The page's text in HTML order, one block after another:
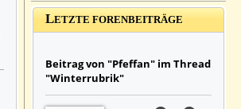
LETZTE FORENBEITRÄGE
Beitrag von "Pfeffan" im Thread
"Winterrubrik"